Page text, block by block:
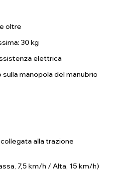
oltre
30 kg
elettrica
manopola del manubrio
alla trazione
7,5 km/h / Alta, 15 km/h)